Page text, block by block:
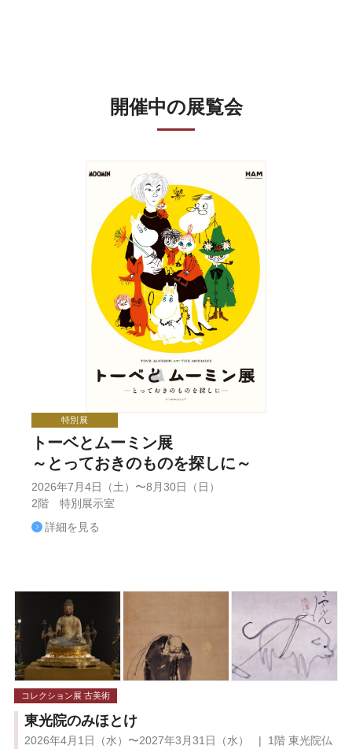
開催中の展覧会
特別展
トーベとムーミン展
～とっておきのものを探しに～
2026年7月4日（土）〜8月30日（日）
2階 特別展示室
詳細を見る
コレクション展 古美術
東光院のみほとけ
2026年4月1日（水）〜2027年3月31日（水） | 1階 東光院仏